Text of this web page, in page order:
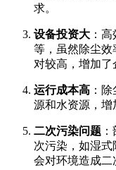
求。
设备投资大 ：
等，虽然除尘效
对较高，增加了
运行成本高 ：
源和水资源，增
二次污染问题
次污染，如湿式
会对环境造成二